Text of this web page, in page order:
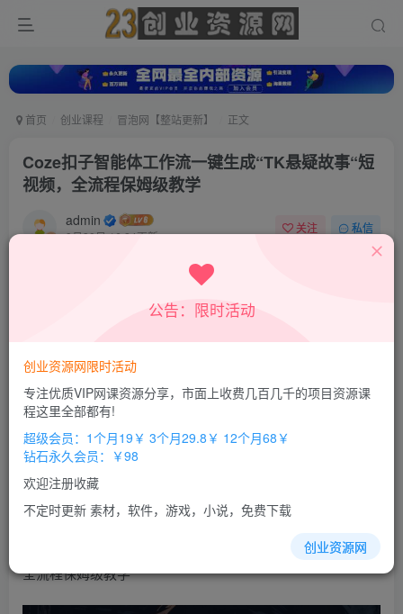
首页 创业课程 冒泡网【整站更新】 正文
Coze扣子智能体工作流一键生成“TK悬疑故事“短
视频，全流程保姆级教学
admin
9月30日 16:24更新
关注 私信
超级会员
立即购买
您当前未登录！建议登陆后购买，办理会员包月更省钱，可保存购
Coze扣子智能体工作流一键生成“TK悬疑故事“短视频，
全流程保姆级教学
公告：限时活动
创业资源网限时活动
专注优质VIP网课资源分享，市面上收费几百几千的项目资源课
程这里全部都有!
超级会员：1个月19￥ 3个月29.8￥ 12个月68￥
钻石永久会员：￥98
欢迎注册收藏
不定时更新 素材，软件，游戏，小说，免费下载
创业资源网